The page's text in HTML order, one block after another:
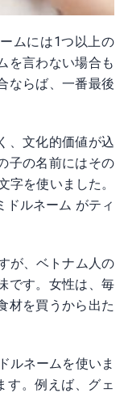
ムには1つ以上の
を言わない場合も
ならば、一番最後
、文化的価値が込
子の名前にはその
字を使いました。
ドルネーム がティ
が、ベトナム人の
です。女性は、毎
材を買うから出た
ルネームを使いま
す。例えば、グェ